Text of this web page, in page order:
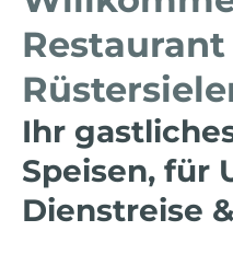
Ihr
Speisen, für
Dienstreise